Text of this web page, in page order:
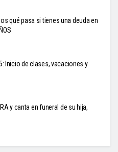
qué pasa si tienes una deuda en
Inicio de clases, vacaciones y
y canta en funeral de su hija,